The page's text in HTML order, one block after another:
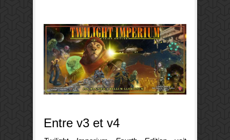
Entre v3 et v4